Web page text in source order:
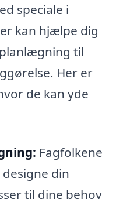
speciale i
kan hjælpe dig
til
Her er
de kan yde
Fagfolkene
din
til dine behov